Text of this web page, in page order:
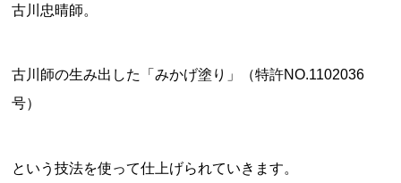
古川忠晴師。
古川師の生み出した「みかげ塗り」（特許NO.1102036
号）
という技法を使って仕上げられていきます。